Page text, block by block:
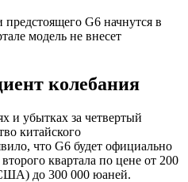
G6 начнутся в
модель не внесет
колебания
и убытках за четвертый
китайского
что G6 будет официально
квартала по цене от 200
до 300 000 юаней.